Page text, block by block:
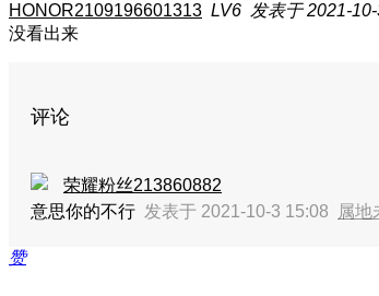
HONOR2109196601313 LV6 发表于 2021-
没看出来
评论
荣耀粉丝213860882
意思你的不行 发表于 2021-10-3 15:08 属地
赞